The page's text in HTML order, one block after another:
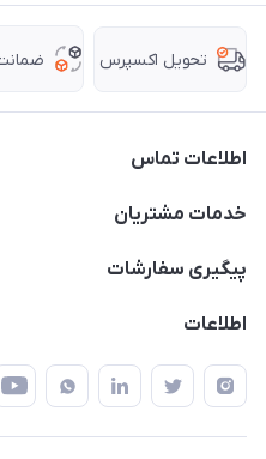
تحویل اکسپرس
اطلاعات تماس
63 0000 43 - 021
تهران - طبقه سوم تجاری - پلاک
خدمات مشتریان
قوانین و مقررات
ضمانت اصالت کالا
پیگیری سفارشات
رهگیری مرسولات پست
رهگیری مرسولات چاپار
رهگیری مرسولات ماهکس
اطلاعات
درباره ما
تماس با ما